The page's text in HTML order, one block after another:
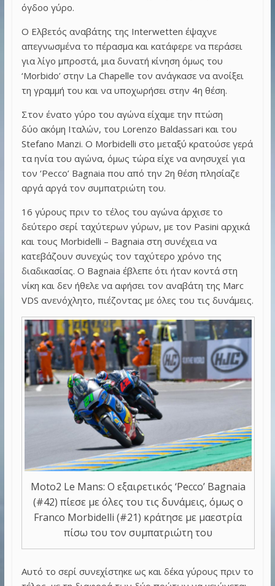
όγδοο γύρο.
Ο Ελβετός αναβάτης της Interwetten έψαχνε
απεγνωσμένα το πέρασμα και κατάφερε να περάσει
για λίγο μπροστά, μια δυνατή κίνηση όμως του
‘Morbido’ στην La Chapelle τον ανάγκασε να ανοίξει
τη γραμμή του και να υποχωρήσει στην 4η θέση.
Στον ένατο γύρο του αγώνα είχαμε την πτώση
δύο ακόμη Ιταλών, του Lorenzo Baldassari και του
Stefano Manzi. Ο Morbidelli στο μεταξύ κρατούσε γερά
τα ηνία του αγώνα, όμως τώρα είχε να ανησυχεί για
τον ‘Pecco’ Bagnaia που από την 2η θέση πλησίαζε
αργά αργά τον συμπατριώτη του.
16 γύρους πριν το τέλος του αγώνα άρχισε το
δεύτερο σερί ταχύτερων γύρων, με τον Pasini αρχικά
και τους Morbidelli – Bagnaia στη συνέχεια να
κατεβάζουν συνεχώς τον ταχύτερο χρόνο της
διαδικασίας. Ο Bagnaia έβλεπε ότι ήταν κοντά στη
νίκη και δεν ήθελε να αφήσει τον αναβάτη της Marc
VDS ανενόχλητο, πιέζοντας με όλες του τις δυνάμεις.
Moto2 Le Mans: Ο εξαιρετικός ‘Pecco’ Bagnaia
(#42) πίεσε με όλες του τις δυνάμεις, όμως ο
Franco Morbidelli (#21) κράτησε με μαεστρία
πίσω του τον συμπατριώτη του
Αυτό το σερί συνεχίστηκε ως και δέκα γύρους πριν το